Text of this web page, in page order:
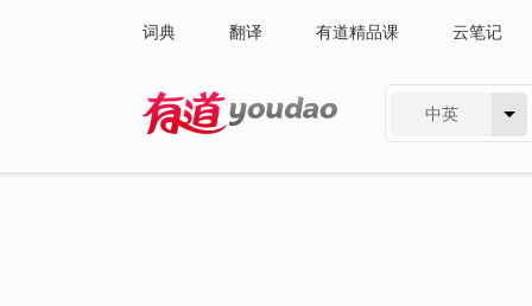
词典 翻译 有道精品课 云笔记
中英